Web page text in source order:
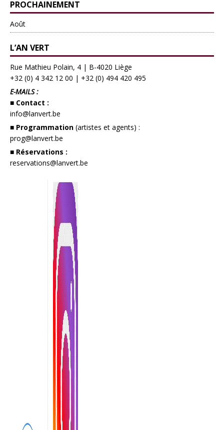
PROCHAINEMENT
Août
L’AN VERT
Rue Mathieu Polain, 4 | B-4020 Liège
+32 (0) 4 342 12 00 | +32 (0) 494 420 495
E-MAILS :
■ Contact :
info@lanvert.be
■ Programmation (artistes et agents) :
prog@lanvert.be
■ Réservations :
reservations@lanvert.be